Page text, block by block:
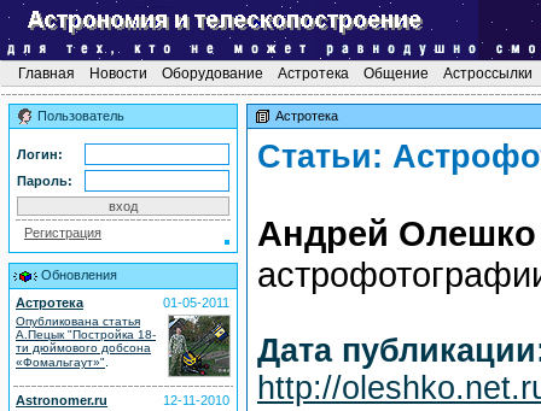
Главная Новости Оборудование Астротека Общение Астроссылки
Пользователь
Логин:
Пароль:
Регистрация
Обновления
Астротека
01-05-2011
Опубликована статья
А.Пецык "Постройка 18-
ти дюймового добсона
«Фомальгаут»"
Astronomer.ru 12-11-2010
Астротека
Статьи:
Андрей Олешко
Дата
http://